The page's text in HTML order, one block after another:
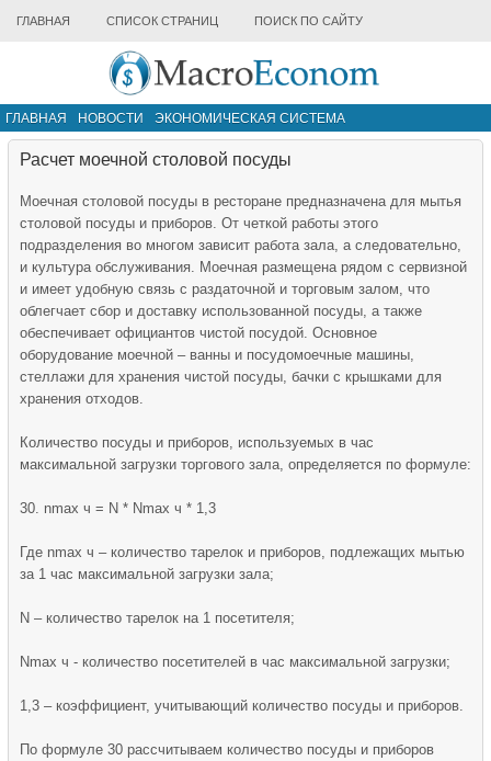
ГЛАВНАЯ СПИСОК СТРАНИЦ ПОИСК ПО САЙТУ
ГЛАВНАЯ НОВОСТИ
ЭКОНОМИЧЕСКАЯ СИСТЕМА
ИНФРАСТРУКТУРА РЫНКА
Расчет моечной столовой посуды
Моечная столовой посуды в ресторане предназначена для мытья
столовой посуды и приборов. От четкой работы этого
подразделения во многом зависит работа зала, а следовательно,
и культура обслуживания. Моечная размещена рядом с сервизной
и имеет удобную связь с раздаточной и торговым залом, что
облегчает сбор и доставку использованной посуды, а также
обеспечивает официантов чистой посудой. Основное
оборудование моечной – ванны и посудомоечные машины,
стеллажи для хранения чистой посуды, бачки с крышками для
хранения отходов.
Количество посуды и приборов, используемых в час
максимальной загрузки торгового зала, определяется по формуле:
30. nmax ч = N * Nmax ч * 1,3
Где nmax ч – количество тарелок и приборов, подлежащих мытью
за 1 час максимальной загрузки зала;
N – количество тарелок на 1 посетителя;
Nmax ч - количество посетителей в час максимальной загрузки;
1,3 – коэффициент, учитывающий количество посуды и приборов.
По формуле 30 рассчитываем количество посуды и приборов